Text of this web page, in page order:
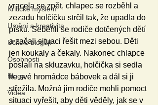
Kritické myšlení
Umění a kreativita
Učitelé blogují
Osobnosti
Blogy
Videa
vracela se zpět, chlapec se rozběhl a
zezadu holčičku strčil tak, že upadla do
písku. Seběhli se rodiče dotčených dětí
a začali situaci řešit mezi sebou. Děti
jen koukaly a čekaly. Nakonec chlapce
poslali na skluzavku, holčička si sedla
ke své hromádce bábovek a dál si ji
střežila. Možná jim rodiče mohli pomoct
situaci vyřešit, aby děti věděly, jak se v